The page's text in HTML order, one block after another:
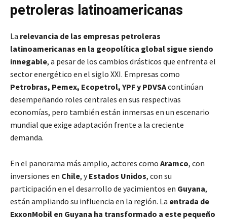
petroleras latinoamericanas
La relevancia de las empresas petroleras
latinoamericanas en la geopolítica global sigue siendo
innegable, a pesar de los cambios drásticos que enfrenta el
sector energético en el siglo XXI. Empresas como
Petrobras, Pemex, Ecopetrol, YPF y PDVSAcontinúan
desempeñando roles centrales en sus respectivas
economías, pero también están inmersas en un escenario
mundial que exige adaptación frente a la creciente
demanda.
En el panorama más amplio, actores como Aramco, con
inversiones en Chile, yEstados Unidos, con su
participación en el desarrollo de yacimientos en Guyana,
están ampliando su influencia en la región. La entrada de
ExxonMobil en Guyana ha transformado a este pequeño